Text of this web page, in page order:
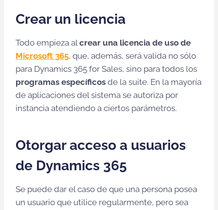
Crear un licencia
Todo empieza alcrear una licencia de uso de
Microsoft 365, que, además, será valida no sólo
para Dynamics 365 for Sales, sino para todos los
programas específicos de la suite. En la mayoría
de aplicaciones del sistema se autoriza por
instancia atendiendo a ciertos parámetros.
Otorgar acceso a usuarios
de Dynamics 365
Se puede dar el caso de que una persona posea
un usuario que utilice regularmente, pero sea